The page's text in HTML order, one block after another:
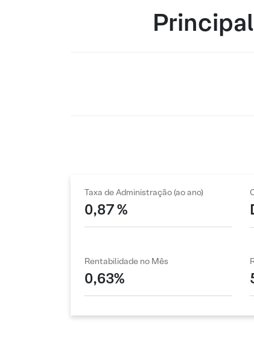
Taxa de Administração (ao ano)
0,87 %
Rentabilidade no Mês
0,63%